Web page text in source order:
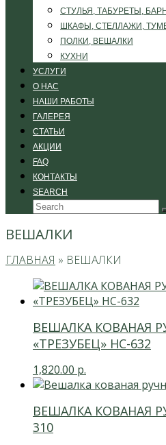
СТУЛЬЯ, ТАБУРЕТЫ,
ШКАФЫ, СТЕЛЛАЖИ,
ПОЛКИ, ВЕШАЛКИ
КУХНИ
УСЛУГИ
О НАС
НАШИ РАБОТЫ
ГАЛЕРЕЯ
СТАТЬИ
АКЦИИ
FAQ
КОНТАКТЫ
SEARCH
Search
ВЕШАЛКИ
ГЛАВНАЯ » ВЕШАЛКИ
ВЕШАЛКА КОВАНАЯ
«ТРЕЗУБЕЦ» НС-632
1,820.00 р.
ВЕШАЛКА КОВАНАЯ
310